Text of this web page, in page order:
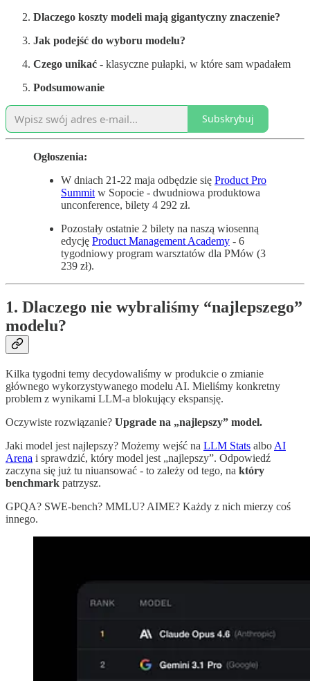
Dlaczego koszty modeli mają gigantyczny znaczenie?
Jak podejść do wyboru modelu?
Czego unikać - klasyczne pułapki, w które sam wpadałem
Podsumowanie
Subskrybuj
Ogłoszenia:
W dniach 21-22 maja odbędzie się Product Pro
Summit w Sopocie - dwudniowa produktowa
unconference, bilety 4 292 zł.
Pozostały ostatnie 2 bilety na naszą wiosenną
edycję Product Management Academy - 6
tygodniowy program warsztatów dla PMów (3
239 zł).
1. Dlaczego nie wybraliśmy “najlepszego”
modelu?
Kilka tygodni temy decydowaliśmy w produkcie o zmianie
głównego wykorzystywanego modelu AI. Mieliśmy konkretny
problem z wynikami LLM-a blokujący ekspansję.
Oczywiste rozwiązanie? Upgrade na „najlepszy” model.
Jaki model jest najlepszy? Możemy wejść na LLM Stats albo AI
Arena i sprawdzić, który model jest „najlepszy”. Odpowiedź
zaczyna się już tu niuansować - to zależy od tego, na który
benchmark patrzysz.
GPQA? SWE-bench? MMLU? AIME? Każdy z nich mierzy coś
innego.